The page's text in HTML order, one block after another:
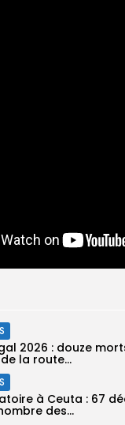
2026 : douze
la route...
à Ceuta : 67
des...